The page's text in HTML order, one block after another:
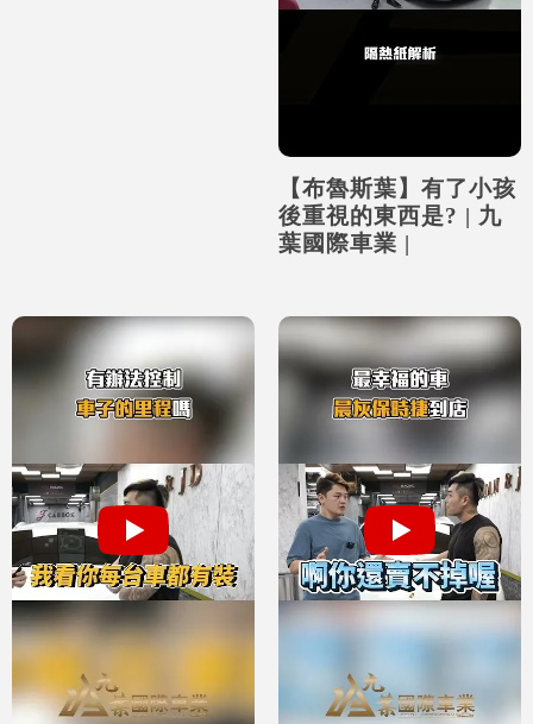
【布魯斯葉】有了小孩
後重視的東西是? | 九
葉國際車業 |